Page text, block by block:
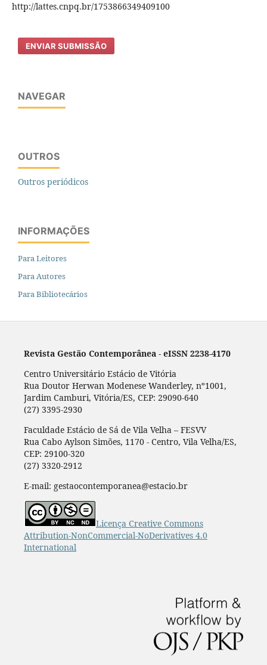
http://lattes.cnpq.br/1753866349409100
ENVIAR SUBMISSÃO
NAVEGAR
OUTROS
Outros periódicos
INFORMAÇÕES
Para Leitores
Para Autores
Para Bibliotecários
Revista Gestão Contemporânea - eISSN 2238-4170
Centro Universitário Estácio de Vitória
Rua Doutor Herwan Modenese Wanderley, nº1001,
Jardim Camburi, Vitória/ES, CEP: 29090-640
(27) 3395-2930
Faculdade Estácio de Sá de Vila Velha – FESVV
Rua Cabo Aylson Simões, 1170 - Centro, Vila Velha/ES,
CEP: 29100-320
(27) 3320-2912
E-mail: gestaocontemporanea@estacio.br
Licença Creative Commons
Attribution-NonCommercial-NoDerivatives 4.0
International